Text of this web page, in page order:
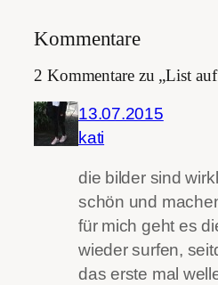
Kommentare
2 Kommentare zu „List
13.07.2015
kati
die bilder sind
schön und
für mich geht es
wieder surfen,
das erste mal